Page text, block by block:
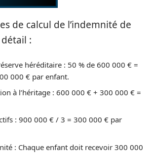
de calcul de l’indemnité de
:
héréditaire : 50 % de 600 000 € =
000 € par enfant.
à l’héritage : 600 000 € + 300 000 € =
: 900 000 € / 3 = 300 000 € par
: Chaque enfant doit recevoir 300 000